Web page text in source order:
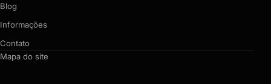
Blog
Informações
Contato
Mapa do site